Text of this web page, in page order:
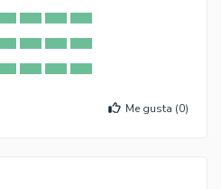
Me gusta (0)